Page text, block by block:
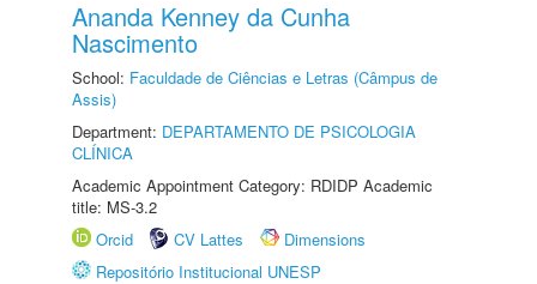
Ananda Kenney da Cunha
Nascimento
School: Faculdade de Ciências e Letras (Câmpus de
Assis)
Department: DEPARTAMENTO DE PSICOLOGIA
CLÍNICA
Academic Appointment Category: RDIDP Academic
title: MS-3.2
Orcid
CV Lattes
Dimensions
Repositório Institucional UNESP